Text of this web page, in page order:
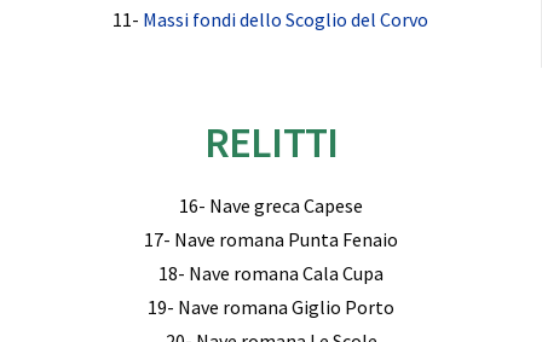
11- Massi fondi dello Scoglio del Corvo
RELITTI
16- Nave greca Capese
17- Nave romana Punta Fenaio
18- Nave romana Cala Cupa
19- Nave romana Giglio Porto